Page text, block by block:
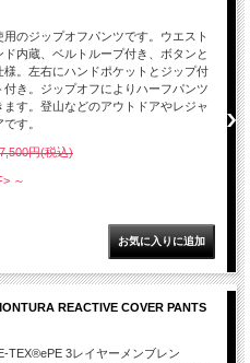
用のジップオフパンツです。ウエスト
内蔵、ベルトループ付き、ボタンと
様。左右にハンドポケットとジップ付
付き。ジップオフによりハーフパンツ
ます。登山などのアウトドアやレジャ
す。
円(税込)
～
REACTIVE COVER PANTS
TEX®ePE 3レイヤーメンブレン